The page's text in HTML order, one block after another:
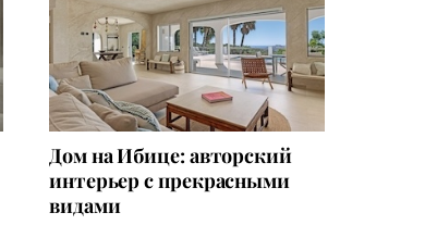
Дом на Ибице: авторский
интерьер с прекрасными
видами